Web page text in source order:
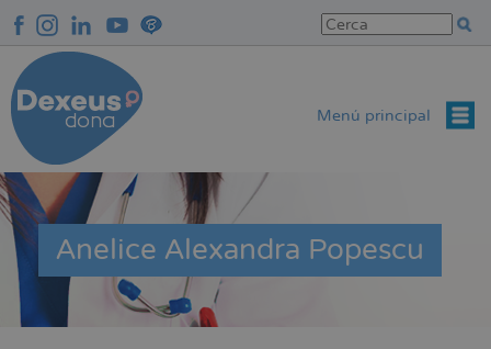
contingut
Menú principal
Anelice Alexandra Popescu